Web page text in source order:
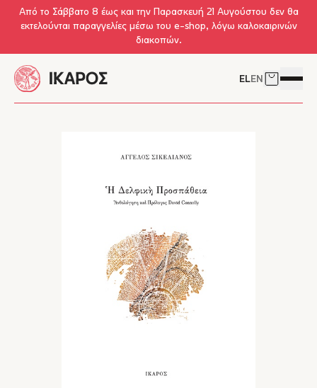
Skip to main content
Από το Σάββατο 8 έως και την Παρασκευή 21 Αυγούστου δεν θα
εκτελούνται παραγγελίες μέσω του e-shop, λόγω καλοκαιρινών
διακοπών.
ELEN Δείτε το